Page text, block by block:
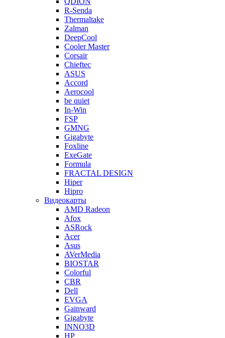
R-Senda
Thermaltake
Zalman
DeepCool
Cooler Master
Corsair
Chieftec
ASUS
Accord
Aerocool
be quiet
In-Win
FSP
GMNG
Gigabyte
Foxline
ExeGate
Formula
FRACTAL DESIGN
Hiper
Hipro
Видеокарты
AMD Radeon
Afox
ASRock
Acer
Asus
AVerMedia
BIOSTAR
Colorful
CBR
Dell
EVGA
Gainward
Gigabyte
INNO3D
HP